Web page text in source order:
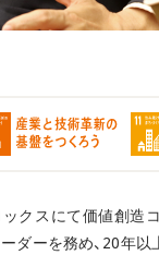
クスにて価値創造
ーダーを務め、20年